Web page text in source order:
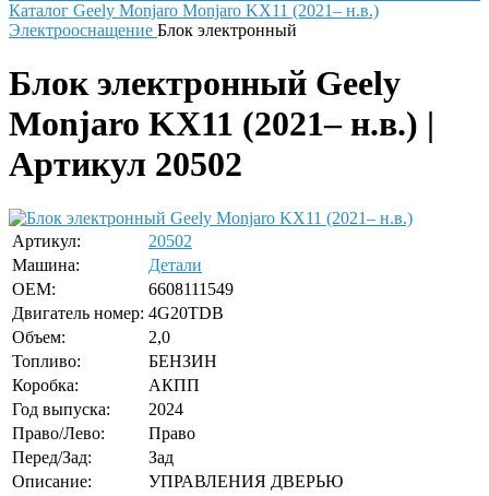
Каталог Geely Monjaro Monjaro KX11 (2021– н.в.)
Электрооснащение Блок электронный
Блок электронный Geely
Monjaro KX11 (2021– н.в.) |
Артикул 20502
Артикул:
20502
Машина:
Детали
OEM:
6608111549
Двигатель номер: 4G20TDB
Объем:
2,0
Топливо:
БЕНЗИН
Коробка:
АКПП
Год выпуска:
2024
Право/Лево:
Право
Перед/Зад:
Зад
Описание:
УПРАВЛЕНИЯ ДВЕРЬЮ